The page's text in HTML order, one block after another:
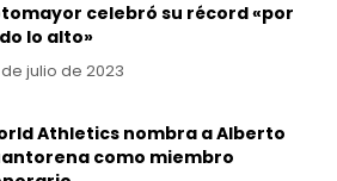
celebró su récord «por
lo alto»
julio de 2023
Athletics nombra a Alberto
como miembro